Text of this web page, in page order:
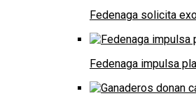
Fedenaga solicita
Fedenaga impulsa